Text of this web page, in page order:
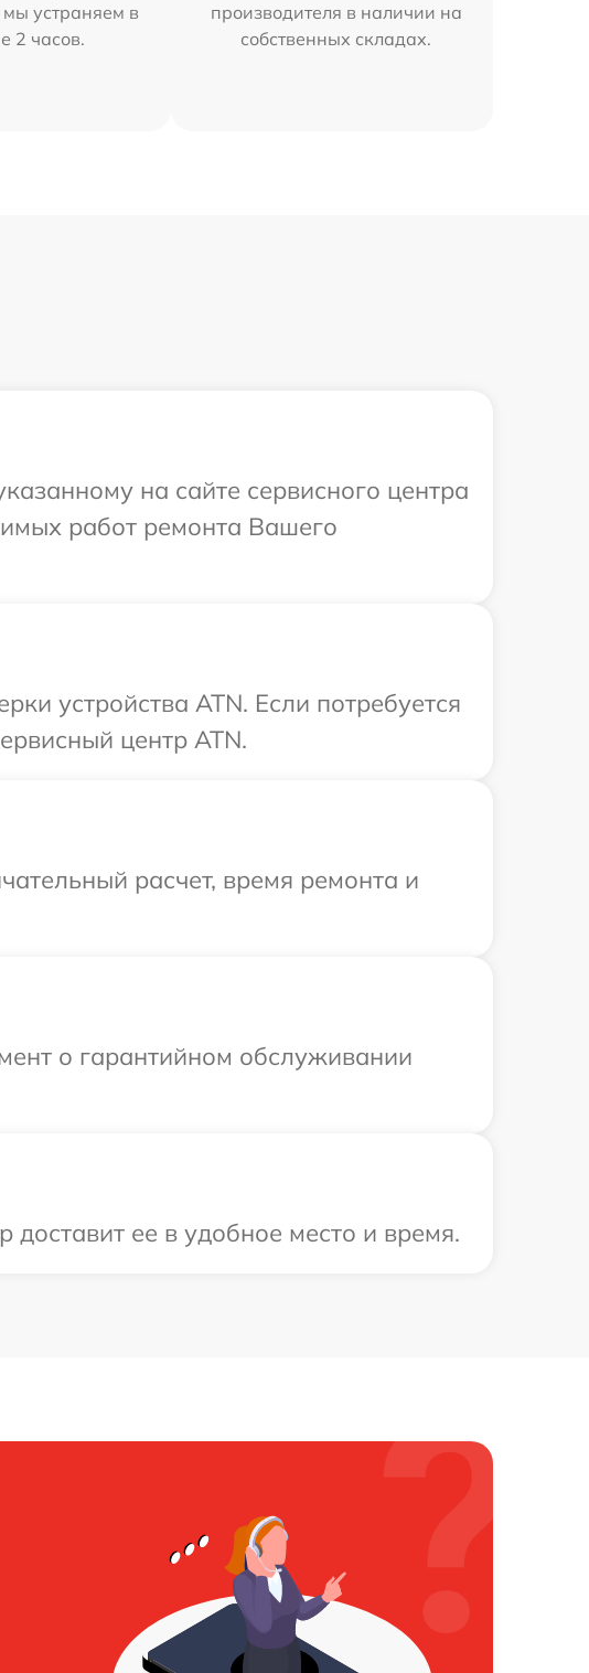
устраняем в
2 часов.
производителя в наличии на
собственных складах.
на сайте сервисного центра
работ ремонта Вашего
устройства ATN. Если потребуется
центр ATN.
расчет, время ремонта и
о гарантийном обслуживании
ее в удобное место и время.